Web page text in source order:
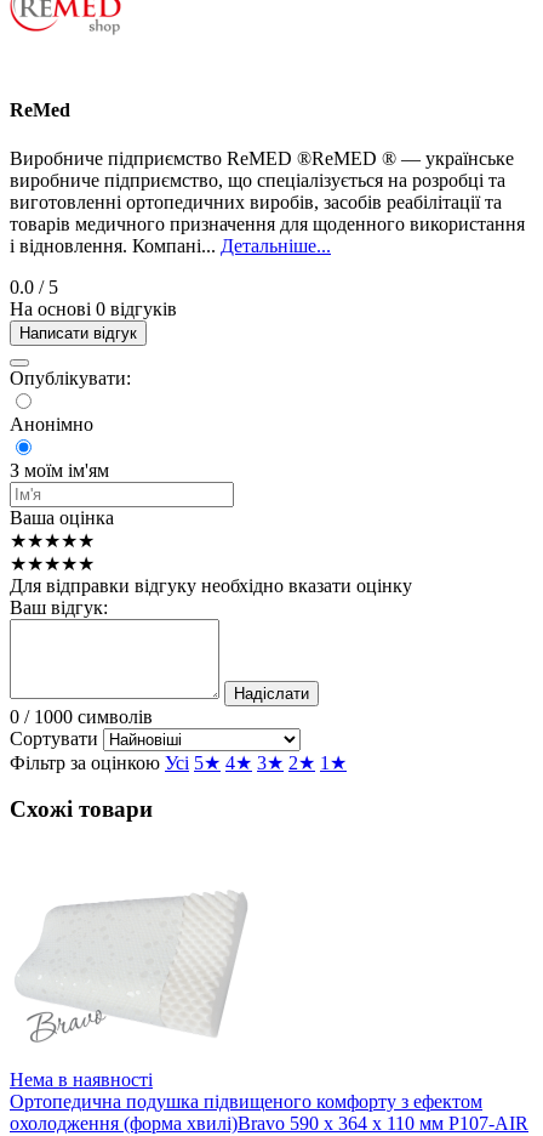
ReMed
Виробниче підприємство ReMED ®ReMED ® — українське
виробниче підприємство, що спеціалізується на розробці та
виготовленні ортопедичних виробів, засобів реабілітації та
товарів медичного призначення для щоденного використання
і відновлення. Компані... Детальніше...
0.0 / 5
На основі 0 відгуків
Написати відгук
Опублікувати:
Анонімно
З моїм ім'ям
Ваша оцінка
★★★★★
★★★★★
Для відправки відгуку необхідно вказати оцінку
Ваш відгук:
Надіслати
0 / 1000 символів
Сортувати
Фільтр за оцінкою Усі 5★ 4★ 3★ 2★ 1★
Схожі товари
Нема в наявності
Ортопедична подушка підвищеного комфорту з ефектом
охолодження (форма хвилі)Bravo 590 x 364 x 110 мм P107-AIR